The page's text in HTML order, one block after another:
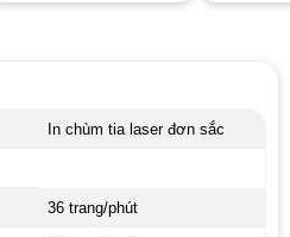
In chùm tia laser đơn sắc
36 trang/phút